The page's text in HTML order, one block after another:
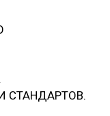
СТАНДАРТОВ.